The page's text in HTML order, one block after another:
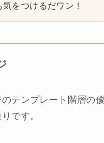
気をつけるだワン！
テンプレート階層の
です。